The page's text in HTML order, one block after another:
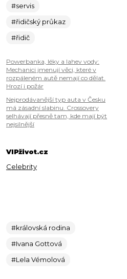
#servis
#řidičský průkaz
#řidič
Powerbanka, léky a lahev vody:
Mechanici jmenují věci, které v
rozpáleném autě nemají co dělat.
Hrozí i požár
Nejprodávanější typ auta v Česku
má zásadní slabinu. Crossovery
selhávají přesně tam, kde mají být
nejsilnější
VIPživot.cz
Celebrity
#královská rodina
#Ivana Gottová
#Lela Vémolová